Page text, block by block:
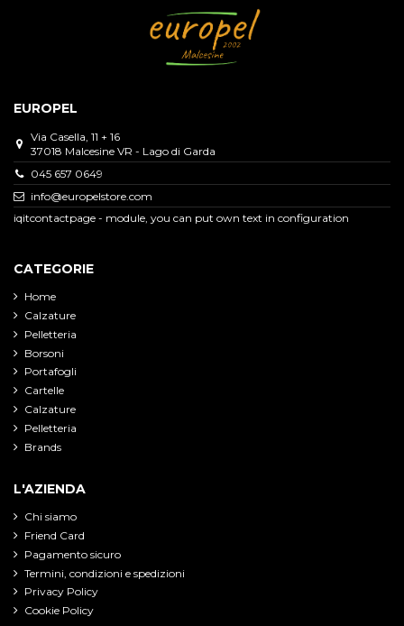
EUROPEL
Via Casella, 11 + 16
37018 Malcesine VR - Lago di Garda
045 657 0649
info@europelstore.com
iqitcontactpage - module, you can put own text in configuration
CATEGORIE
Home
Calzature
Pelletteria
Borsoni
Portafogli
Cartelle
Calzature
Pelletteria
Brands
L'AZIENDA
Chi siamo
Friend Card
Pagamento sicuro
Termini, condizioni e spedizioni
Privacy Policy
Cookie Policy